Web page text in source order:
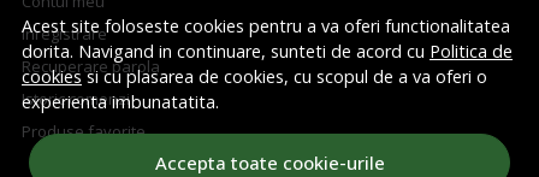
Acest site foloseste cookies pentru a va oferi functionalitatea
dorita. Navigand in continuare, sunteti de acord cu Politica de
cookiessi cu plasarea de cookies, cu scopul de a va oferi o
experienta imbunatatita.
Accepta toate cookie-urile
Inregistrare
Recuperare parola
Istoric comenzi
Produse favorite